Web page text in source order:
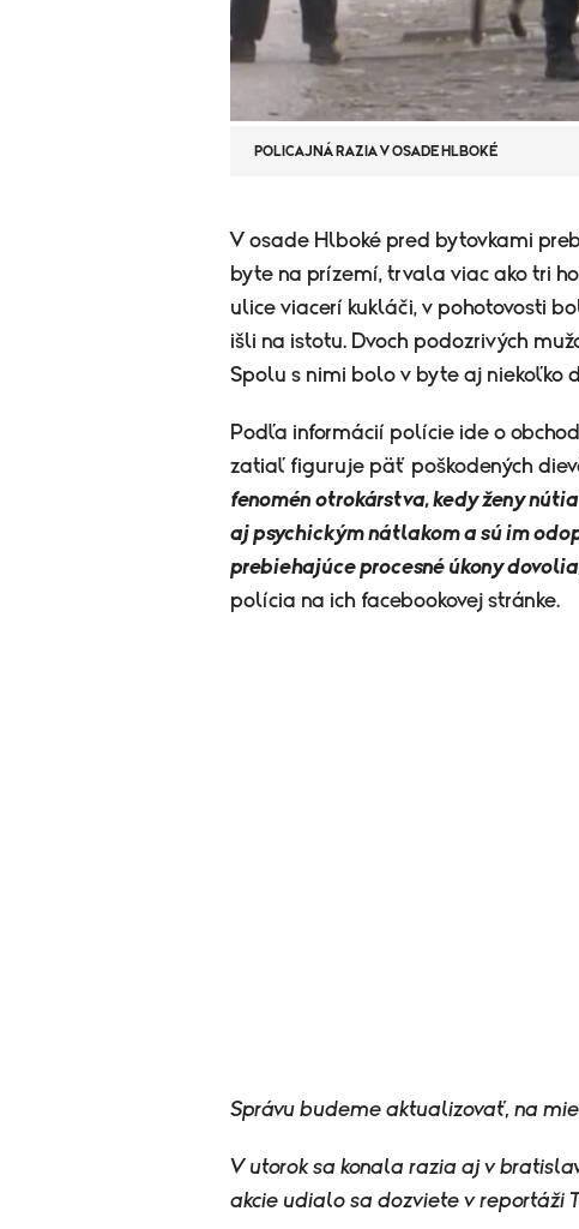
POLICAJNÁ RAZIA V OSADE HLBOKÉ
V osade Hlboké pred bytovkami
byte na prízemí, trvala viac ako tri
ulice viacerí kukláči, v pohotovosti
išli na istotu. Dvoch podozrivých
Spolu s nimi bolo v byte aj niekoľko
Podľa informácií polície ide o
zatiaľ figuruje päť poškodených
fenomén otrokárstva, kedy ženy
aj psychickým nátlakom a sú im
prebiehajúce procesné úkony
polícia na ich facebookovej stránke.
Správu budeme aktualizovať, na
V utorok sa konala razia aj v
akcie udialo sa dozviete v reportáži